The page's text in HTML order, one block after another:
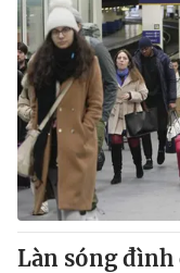
Giải sao mai
Làm đẹp
Chất lượng cuộc
Tuyển sinh
Học trực tuyến
Công nghệ
Hitech Công nghệ
Sản phẩm
Thị trường
Tư vấn
Giao lưu trực
Lịch phát sóng
Chuyên mục khác
Làn sóng đình